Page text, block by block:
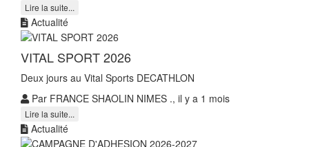
Lire la suite...
Actualité
VITAL SPORT 2026
Deux jours au Vital Sports DECATHLON
Par FRANCE SHAOLIN NIMES ., il y a 1 mois
Lire la suite...
Actualité